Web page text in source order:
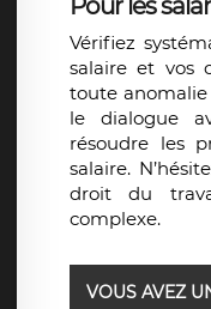
Pour les
Vérifiez
salaire et vos
toute anomalie
le dialogue
résoudre les
salaire.
droit du
complexe.
VOUS AVEZ